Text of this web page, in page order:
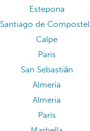
Estepona
Santiago de
Calpe
Paris
San Sebastián
Almería
Almeria
París